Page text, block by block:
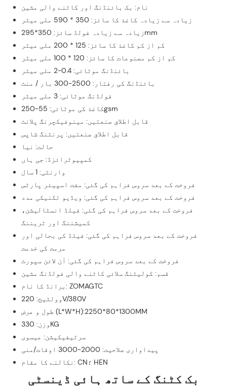
نام: بک بائنڈنگ اور کاٹنے والی مشین
زیادہ سے زیادہ کاغذ کا سائز: 350 * 590 ملی میٹر
زیادہ سے زیادہ فولڈ سائز: 350*295mm
کم از کم کاغذ کا سائز: 125 * 200 ملی میٹر
کم از کم مصنوعات کا سائز: 120 * 100 ملی میٹر
بائنڈنگ موٹائی: 0.4-2 ملی میٹر
بائنڈنگ کی رفتار: 2500-300 بار / منٹ
فولڈنگ موٹائی: 3 ملی میٹر
کاغذ کی موٹائی: 55-250gsm
قابل اطلاق صنعتیں: مینوفیکچرنگ پلانٹ
قابل اطلاق صنعتیں: پرنٹنگ شاپس
حالت: نیا
کمپیوٹرائزڈ: جی ہاں
وارنٹی: 1 سال
فروخت کے بعد سروس فراہم کی گئی: مفت اسپیئر پارٹس
فروخت کے بعد سروس فراہم کی گئی: ویڈیو تکنیکی مدد
فروخت کے بعد سروس فراہم کی گئی: فیلڈ انسٹالیشن،
کمیشننگ اور ٹریننگ
فروخت کے بعد سروس فراہم کی گئی: فیلڈ کی بحالی اور
مرمت کی خدمت
فروخت کے بعد سروس فراہم کی گئی: آن لائن سپورٹ
قسم: کولیٹنگ سلائی کاٹنے والی فولڈنگ مشین
برانڈ کا نام: ZOMAGTC
وولٹیج: 220V/380V
طول و عرض (L*W*H):2250*80*1300MM
وزن: 330KG
سرٹیفیکیشن: عیسوی
پیداواری صلاحیت: 2000-3000 اوقات/منی
نکالنے کا مقام: CN؛ HEN
بک کٹنگ کے ساتھ ہائی ڈینسٹی